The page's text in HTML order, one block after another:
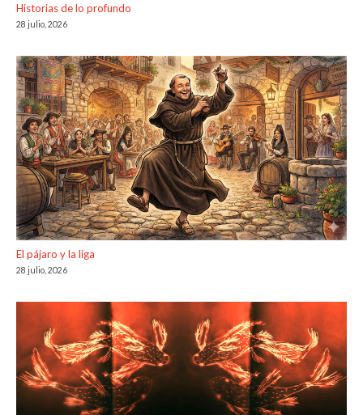
Historias de lo profundo
28 julio, 2026
El pájaro y la liga
28 julio, 2026